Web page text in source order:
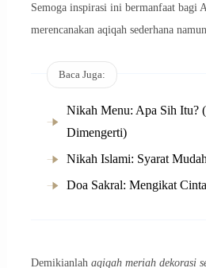
Semoga inspirasi ini bermanfaat bagi
merencanakan aqiqah sederhana
Baca Juga:
Nikah Menu: Apa Sih Itu?
Dimengerti)
Nikah Islami: Syarat
Doa Sakral: Mengikat
Demikianlah aqiqah meriah dekorasi